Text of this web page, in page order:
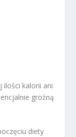
ilości kalorii ani
groźną
diety